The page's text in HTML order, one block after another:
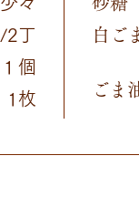
2丁
個
1枚
白ご
ごま